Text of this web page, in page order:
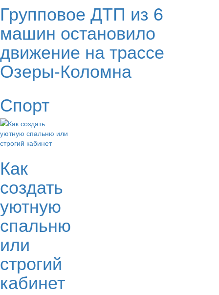
Групповое ДТП из 6
машин остановило
движение на трассе
Озеры-Коломна
Спорт
Как
создать
уютную
спальню
или
строгий
кабинет